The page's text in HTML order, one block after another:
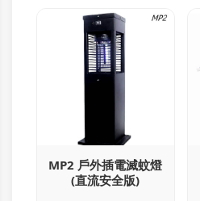
MP2 戶外插電滅蚊燈
(直流安全版)